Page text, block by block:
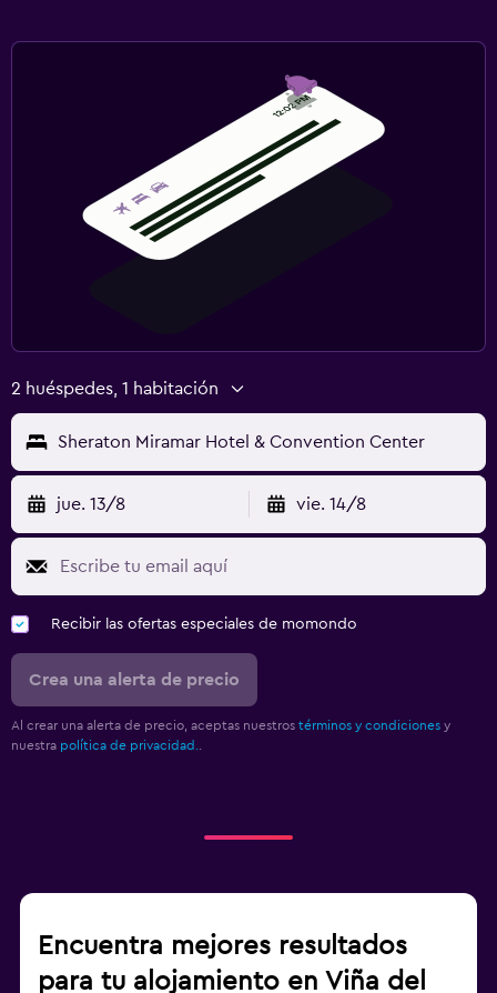
2 huéspedes, 1 habitación
Sheraton Miramar Hotel & Convention Center
jue. 13/8 vie. 14/8
Recibir las ofertas especiales de momondo
Crea una alerta de precio
Al crear una alerta de precio, aceptas nuestros términos y condiciones y
nuestra política de privacidad.
Encuentra mejores resultados
para tu alojamiento en Viña del